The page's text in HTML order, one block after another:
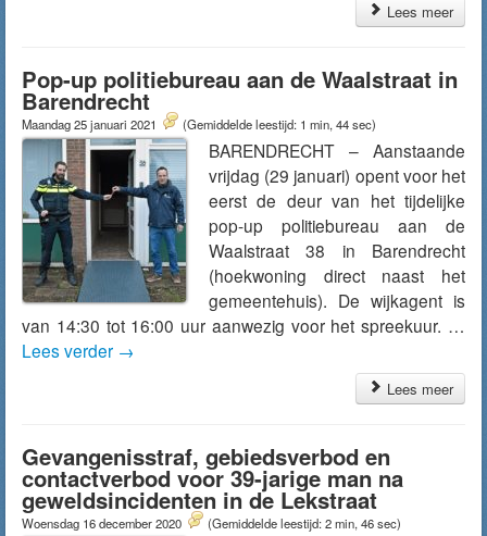
Lees meer
Pop-up politiebureau aan de Waalstraat in
Barendrecht
Maandag 25 januari 2021 (Gemiddelde leestijd: 1 min, 44 sec)
BARENDRECHT – Aanstaande
vrijdag (29 januari) opent voor het
eerst de deur van het tijdelijke
pop-up politiebureau aan de
Waalstraat 38 in Barendrecht
(hoekwoning direct naast het
gemeentehuis). De wijkagent is
van 14:30 tot 16:00 uur aanwezig voor het spreekuur. …
Lees verder →
Lees meer
Gevangenisstraf, gebiedsverbod en
contactverbod voor 39-jarige man na
geweldsincidenten in de Lekstraat
Woensdag 16 december 2020 (Gemiddelde leestijd: 2 min, 46 sec)